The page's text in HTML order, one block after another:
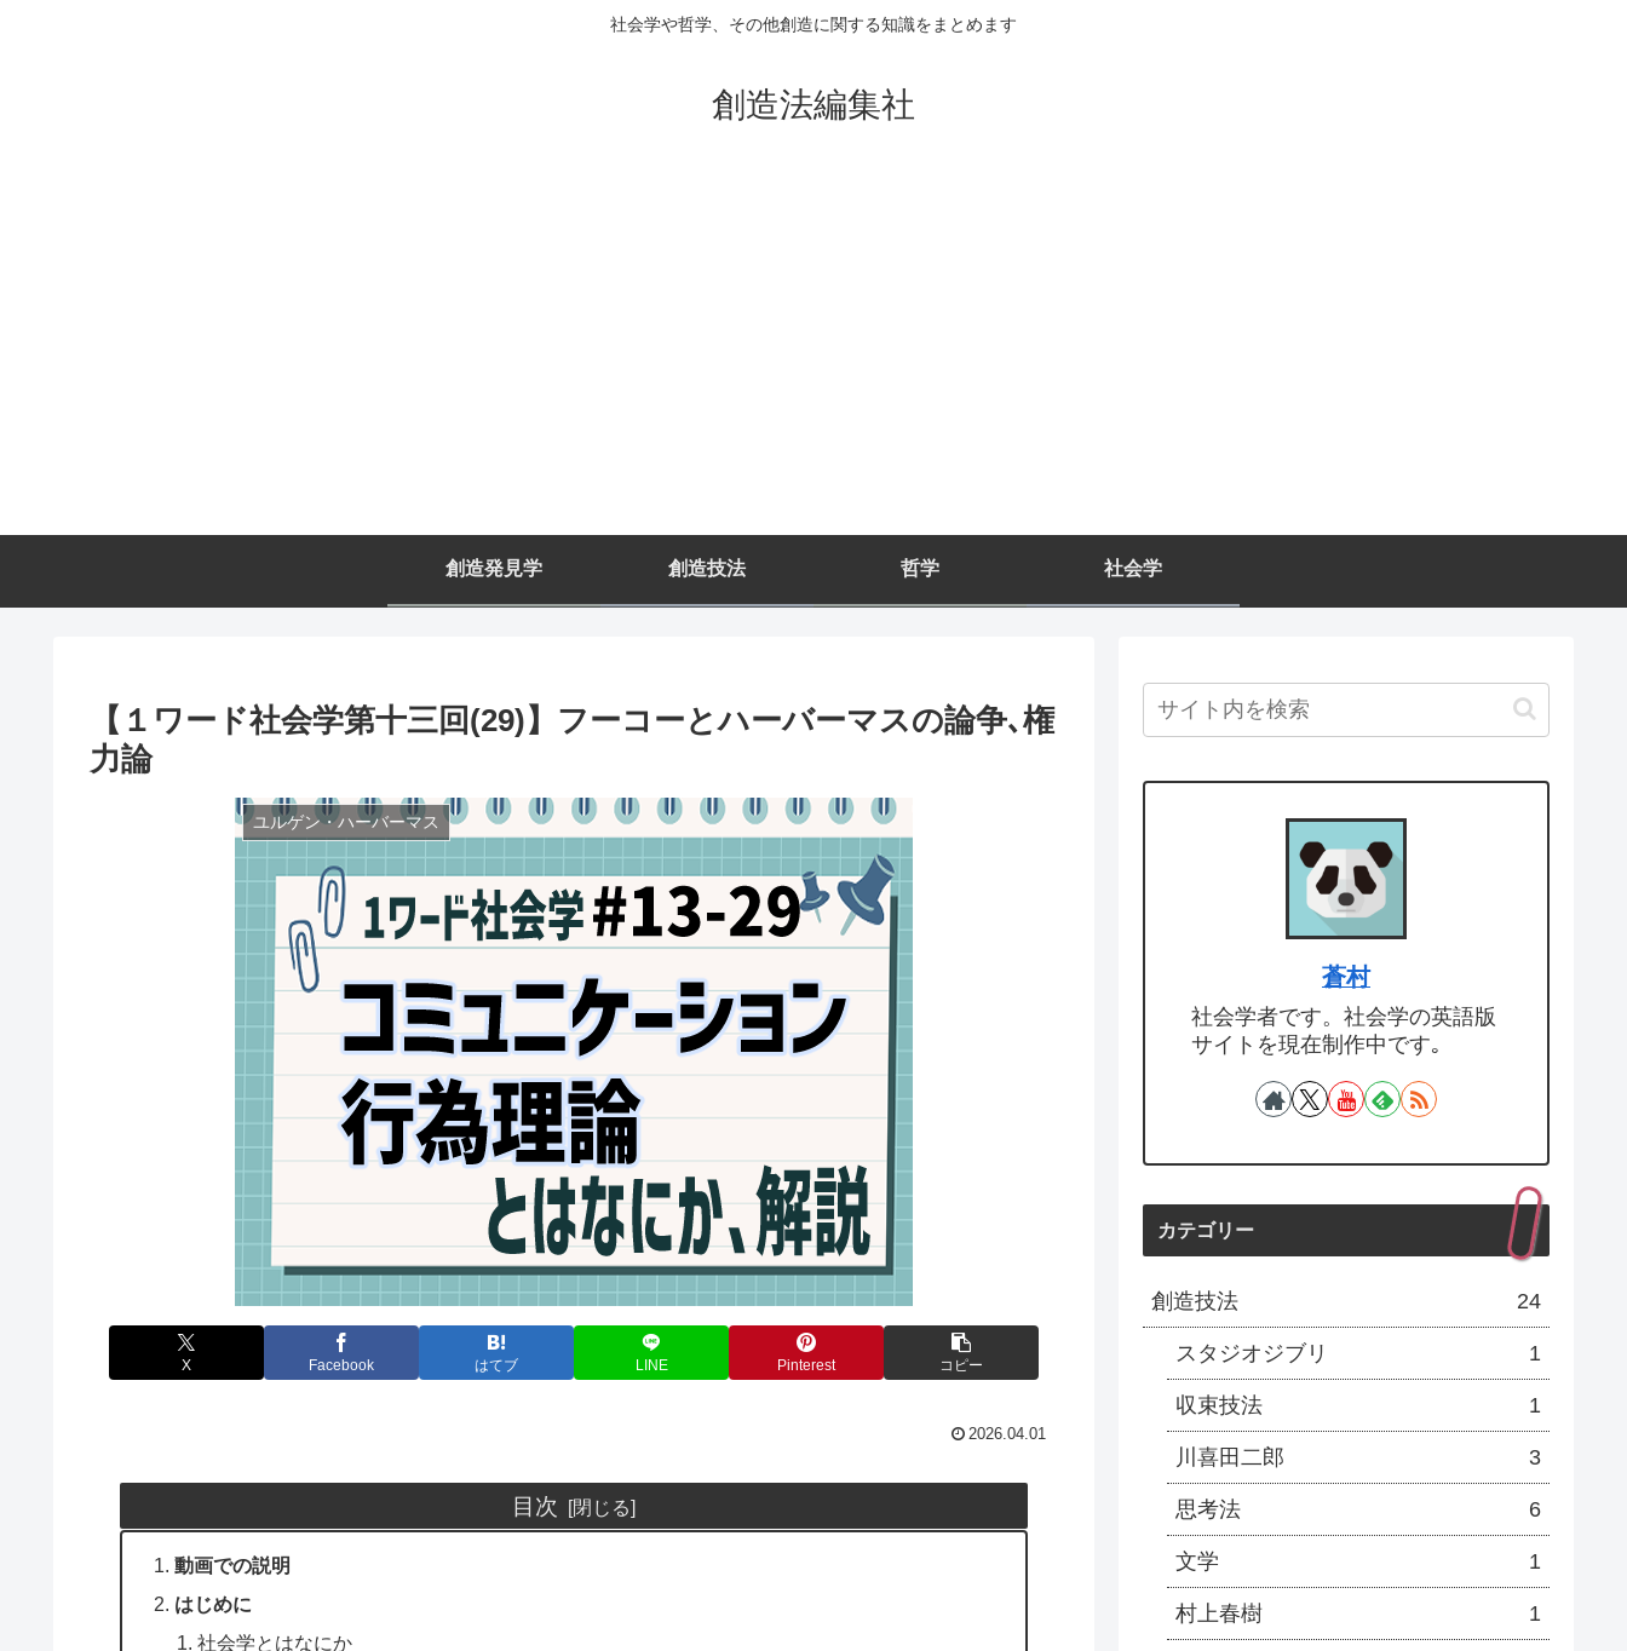
社会学や哲学、その他創造に関する知識をまとめます
創造法編集社
創造発見学 創造技法 哲学 社会学
【１ワード社会学第十三回(29)】フーコーとハーバーマスの論争､権
力論
ユルゲン・ハーバーマス
X Facebook はてブ LINE Pinterest コピー
2026.04.01
目次
動画での説明
はじめに
社会学とはなにか
蒼村
社会学者です。社会学の英語版
サイトを現在制作中です｡
カテゴリー
創造技法 24
スタジオジブリ 1
収束技法 1
川喜田二郎 3
思考法 6
文学 1
村上春樹 1